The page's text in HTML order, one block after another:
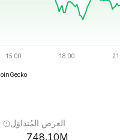
العرض المُتداوَل
748.10M